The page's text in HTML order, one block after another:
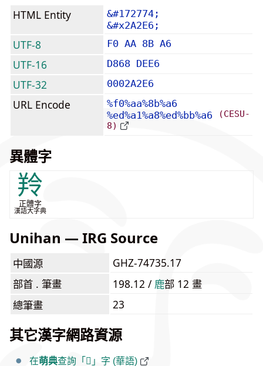
HTML Entity
&#172774;
&#x2A2E6;
UTF-8 F0 AA 8B A6
UTF-16 D868 DEE6
UTF-32 0002A2E6
URL Encode
%f0%aa%8b%a6
%ed%a1%a8%ed%bb%a6
(CESU-
8)
異體字
羚
正體字
漢語大字典
Unihan — IRG Source
中國源
GHZ-74735.17
部首 . 筆畫
198.12 / ⿅部 12 畫
總筆畫
23
其它漢字網路資源
在萌典查詢「𪋦」字 (華語)